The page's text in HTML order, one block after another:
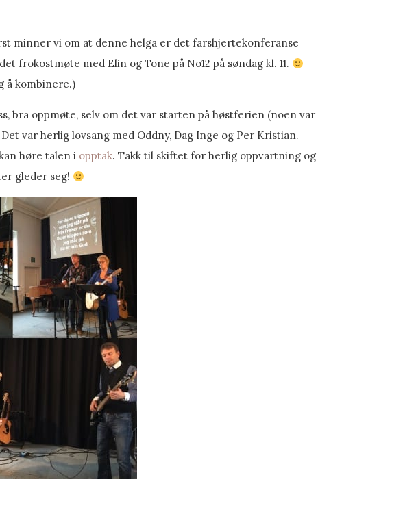
minner vi om at denne helga er det farshjertekonferanse
frokostmøte med Elin og Tone på No12 på søndag kl. 11.
å kombinere.)
bra oppmøte, selv om det var starten på høstferien (noen var
var herlig lovsang med Oddny, Dag Inge og Per Kristian.
høre talen i opptak. Takk til skiftet for herlig oppvartning og
gleder seg!